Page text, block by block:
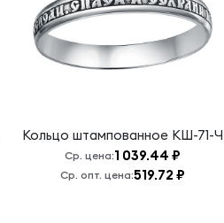
Кольцо штампованное КШ-71-Ч
Ср. цена:1 039.44 ₽
Ср. опт. цена:519.72 ₽